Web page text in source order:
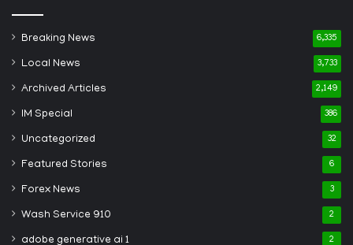
Breaking News 6,335
Local News 3,733
Archived Articles 2,149
IM Special 386
Uncategorized 32
Featured Stories 6
Forex News 3
Wash Service 910 2
adobe generative ai 1 2